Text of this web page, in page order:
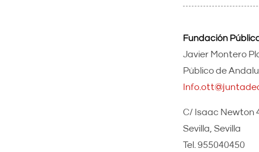
Fundación
Javier Montero
Público de
C/ Isaac Newton
Sevilla Sevilla
955040450